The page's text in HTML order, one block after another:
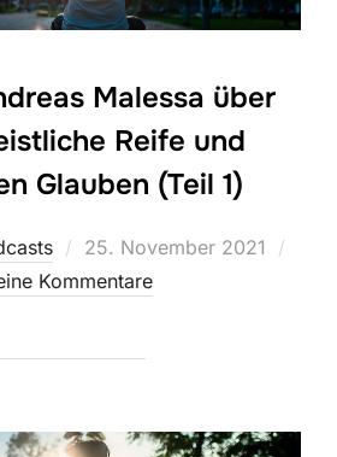
Malessa über
Reife und
Glauben (Teil 1)
Veröffentlicht
am
25. November 2021
Kommentare